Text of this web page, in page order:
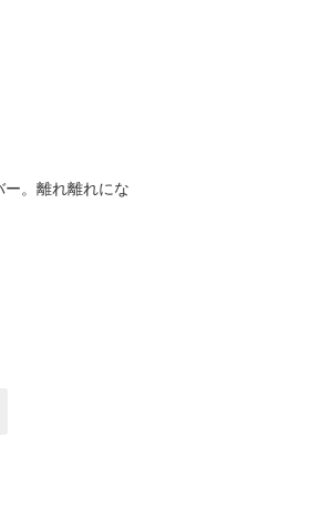
。離れ離れにな